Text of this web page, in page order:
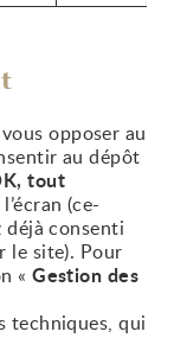
opposer au
au dépôt
tout
(ce-
déjà consenti
le site). Pour
«Gestion des
techniques, qui